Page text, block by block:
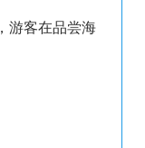
游客在品尝海